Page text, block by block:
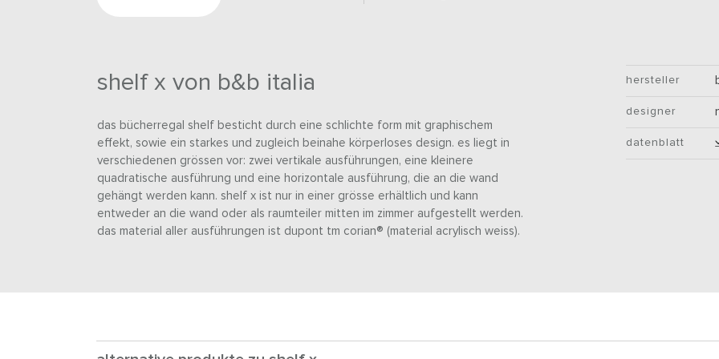
shelf x von b&b italia
das bücherregal shelf besticht durch eine schlichte form mit graphischem
effekt, sowie ein starkes und zugleich beinahe körperloses design. es liegt in
verschiedenen grössen vor: zwei vertikale ausführungen, eine kleinere
quadratische ausführung und eine horizontale ausführung, die an die wand
gehängt werden kann. shelf x ist nur in einer grösse erhältlich und kann
entweder an die wand oder als raumteiler mitten im zimmer aufgestellt werden.
das material aller ausführungen ist dupont tm corian® (material acrylisch weiss).
hersteller
designer
datenblatt